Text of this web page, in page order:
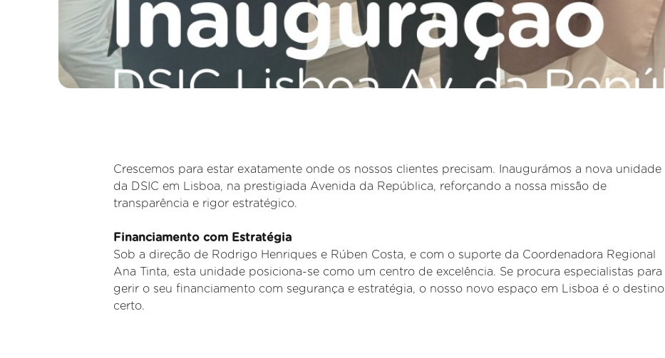
Crescemos para estar exatamente onde os nossos clientes precisam. Inaugurámos a nova unidade
da DSIC em Lisboa, na prestigiada Avenida da República, reforçando a nossa missão de
transparência e rigor estratégico.
Financiamento com Estratégia
Sob a direção de Rodrigo Henriques e Rúben Costa, e com o suporte da Coordenadora Regional
Ana Tinta, esta unidade posiciona-se como um centro de excelência. Se procura especialistas para
gerir o seu financiamento com segurança e estratégia, o nosso novo espaço em Lisboa é o destino
certo.